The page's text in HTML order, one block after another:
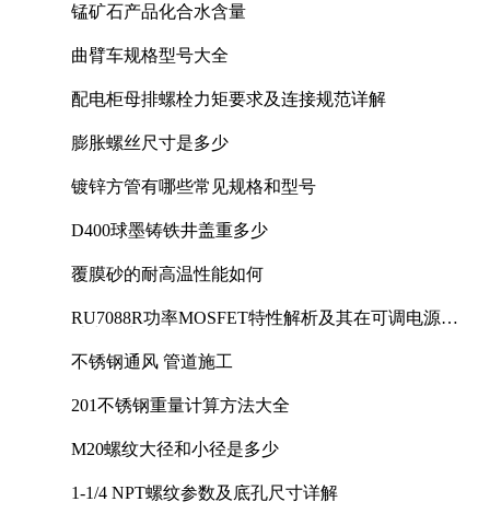
锰矿石产品化合水含量
曲臂车规格型号大全
配电柜母排螺栓力矩要求及连接规范详解
膨胀螺丝尺寸是多少
镀锌方管有哪些常见规格和型号
D400球墨铸铁井盖重多少
覆膜砂的耐高温性能如何
RU7088R功率MOSFET特性解析及其在可调电源设
不锈钢通风 管道施工
201不锈钢重量计算方法大全
M20螺纹大径和小径是多少
1-1/4 NPT螺纹参数及底孔尺寸详解